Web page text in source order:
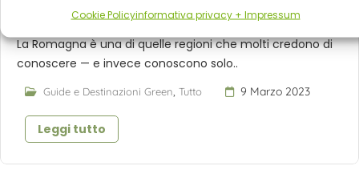
Cookie Policyinformativa privacy + Impressum
oltre la riviera
La Romagna è una di quelle regioni che molti credono di
conoscere — e invece conoscono solo..
Guide e Destinazioni Green, Tutto 9 Marzo 2023
Leggi tutto